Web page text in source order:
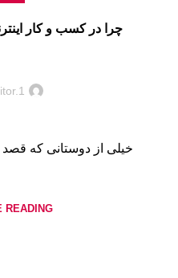
چرا در کسب و کار
خیلی از دوستانی که قصد
READING